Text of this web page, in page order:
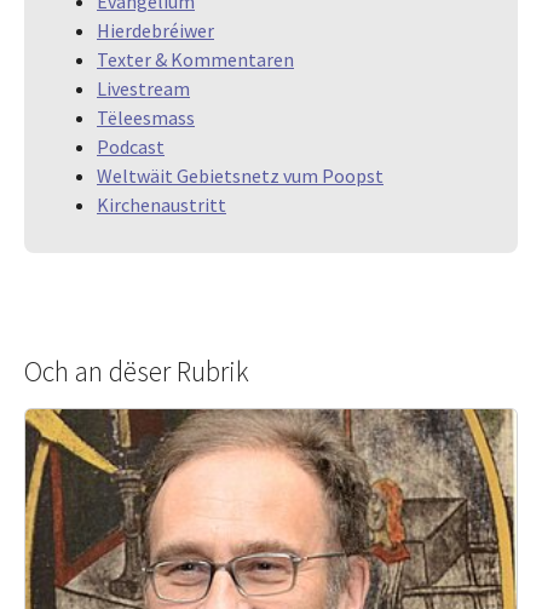
Hierdebréiwer
Texter & Kommentaren
Livestream
Tëleesmass
Podcast
Weltwäit Gebietsnetz vum Poopst
Kirchenaustritt
Och an dëser Rubrik